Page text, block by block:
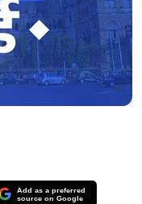
Add as a preferred
source on Google